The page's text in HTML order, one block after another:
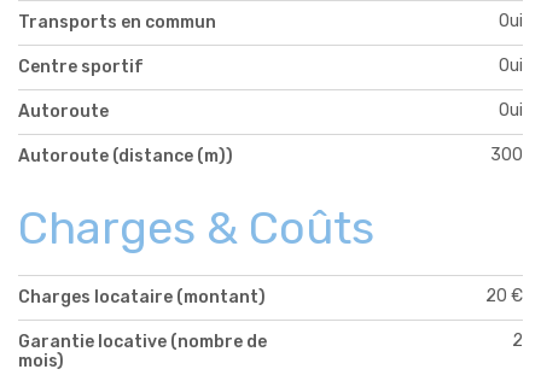
Transports en commun Oui
Centre sportif Oui
Autoroute Oui
Autoroute (distance (m)) 300
Charges & Coûts
Charges locataire (montant) 20 €
Garantie locative (nombre de
mois)
2